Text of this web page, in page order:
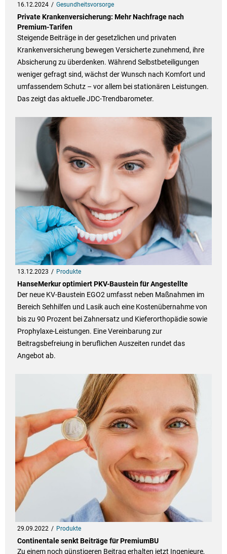
16.12.2024 Gesundheitsvorsorge
Private Krankenversicherung: Mehr Nachfrage nach
Premium-Tarifen
Steigende Beiträge in der gesetzlichen und privaten
Krankenversicherung bewegen Versicherte zunehmend, ihre
Absicherung zu überdenken. Während Selbstbeteiligungen
weniger gefragt sind, wächst der Wunsch nach Komfort und
umfassendem Schutz – vor allem bei stationären Leistungen.
Das zeigt das aktuelle JDC-Trendbarometer.
13.12.2023 Produkte
HanseMerkur optimiert PKV-Baustein für Angestellte
Der neue KV-Baustein EGO2 umfasst neben Maßnahmen im
Bereich Sehhilfen und Lasik auch eine Kostenübernahme von
bis zu 90 Prozent bei Zahnersatz und Kieferorthopädie sowie
Prophylaxe-Leistungen. Eine Vereinbarung zur
Beitragsbefreiung in beruflichen Auszeiten rundet das
Angebot ab.
29.09.2022 Produkte
Continentale senkt Beiträge für PremiumBU
Zu einem noch günstigeren Beitrag erhalten jetzt Ingenieure,